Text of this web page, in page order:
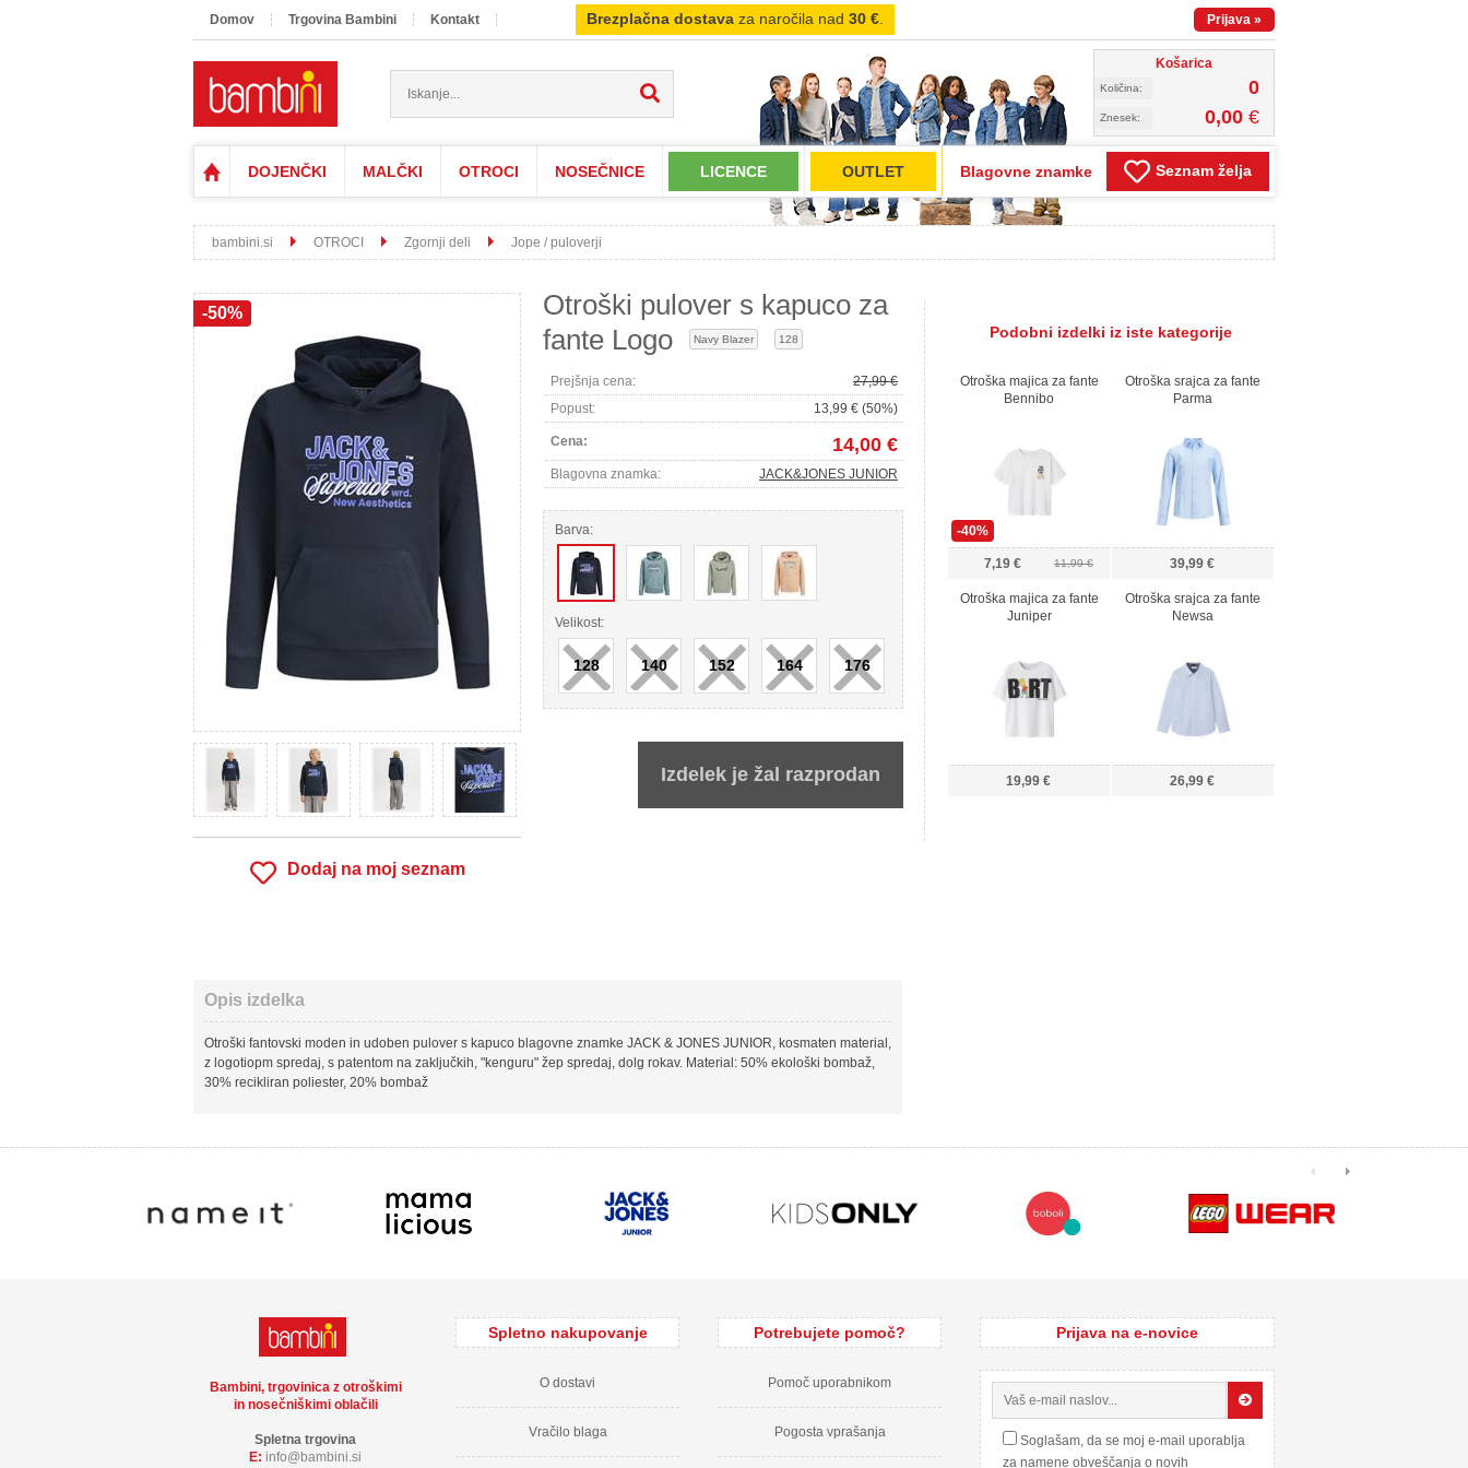
Domov Trgovina Bambini Kontakt Brezplačna dostava za naročila nad 30 € Prijava »
Košarica
Količina: 0
Znesek: 0,00 €
DOJENČKI MALČKI OTROCI NOSEČNICE LICENCE OUTLET Blagovne znamke Seznam želja
bambini.si OTROCI Zgornji deli Jope / puloverji
Otroški pulover s kapuco za
fante Logo
Navy Blazer 128
-50%
Dodaj na moj seznam
Prejšnja cena:
27,99 €
Popust:
13,99 € (50%)
Cena: 14,00 €
Blagovna znamka: JACK&JONES JUNIOR
Barva:
Velikost:
128
× 140
× 152
× 164
× 176
×
Izdelek je žal razprodan
Opis izdelka
Otroški fantovski moden in udoben pulover s kapuco blagovne znamke JACK & JONES JUNIOR, kosmaten material,
z logotiopm spredaj, s patentom na zaključkih, "kenguru" žep spredaj, dolg rokav. Material: 50% ekološki bombaž,
30% recikliran poliester, 20% bombaž
Podobni izdelki iz iste kategorije
-40%
Otroška majica za fante
Bennibo
11,99 €
7,19 €
Otroška srajca za fante
Parma
39,99 €
Otroška majica za fante
Juniper
19,99 €
Otroška srajca za fante
Newsa
26,99 €
Bambini, trgovinica z otroškimi
in nosečniškimi oblačili
Spletna trgovina
E: info bambini.si
Spletno nakupovanje
O dostavi
Vračilo blaga
Potrebujete pomoč?
Pomoč uporabnikom
Pogosta vprašanja
Prijava na e-novice
Soglašam, da se moj e-mail uporablja
za namene obveščanja o novih